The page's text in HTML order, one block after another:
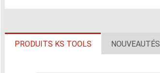
PRODUITS KS TOOLS NOUVEAUTÉS